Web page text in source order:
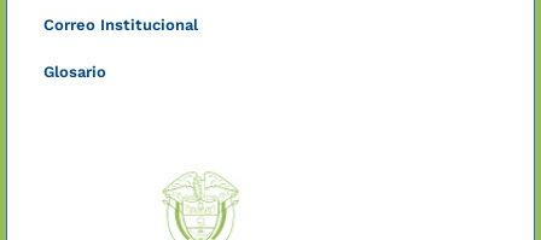
Correo Institucional
Glosario